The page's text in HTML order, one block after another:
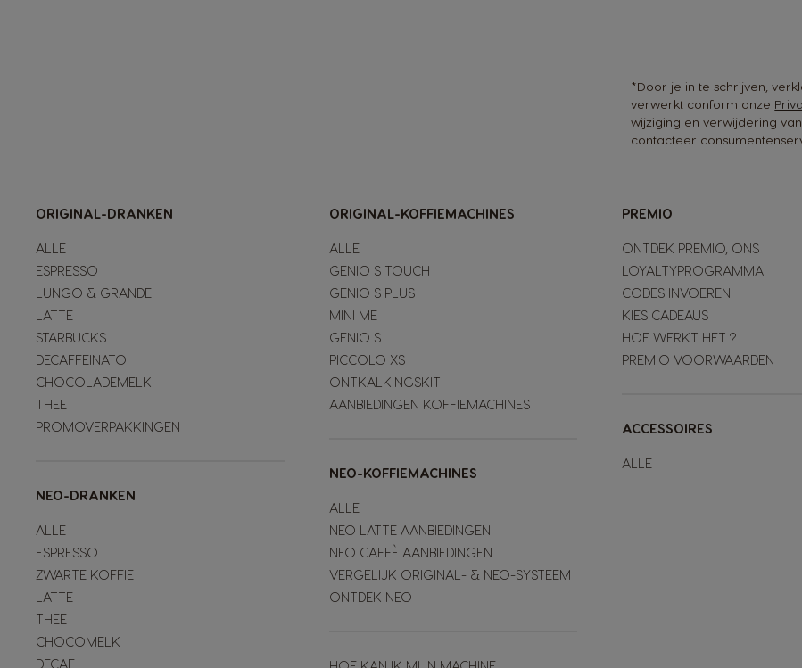
*Door je in te schrijven,
verwerkt conform onze
wijziging en verwijdering
contacteer
ORIGINAL-DRANKEN
ALLE
ESPRESSO
LUNGO & GRANDE
LATTE
STARBUCKS
DECAFFEINATO
CHOCOLADEMELK
THEE
PROMOVERPAKKINGEN
NEO-DRANKEN
ALLE
ESPRESSO
ZWARTE KOFFIE
LATTE
THEE
CHOCOMELK
DECAF
ORIGINAL-KOFFIEMACHINES
ALLE
GENIO S TOUCH
GENIO S PLUS
MINI ME
GENIO S
PICCOLO XS
ONTKALKINGSKIT
AANBIEDINGEN KOFFIEMACHINES
NEO-KOFFIEMACHINES
ALLE
NEO LATTE AANBIEDINGEN
NEO CAFFÈ AANBIEDINGEN
VERGELIJK ORIGINAL- & NEO-SYSTEEM
ONTDEK NEO
PREMIO
ONTDEK PREMIO, ONS
LOYALTYPROGRAMMA
CODES INVOEREN
KIES CADEAUS
HOE WERKT HET ?
PREMIO VOORWAARDEN
ACCESSOIRES
ALLE